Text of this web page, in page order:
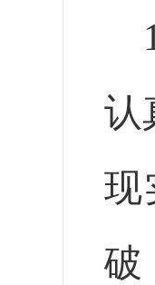
认
现
破